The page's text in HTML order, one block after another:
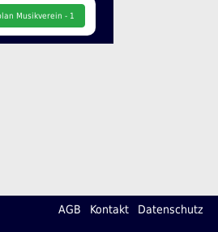
Musikverein - 1
AGB Kontakt Datenschutz